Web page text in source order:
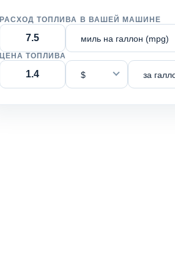
РАСХОД ТОПЛИВА В ВАШЕЙ МАШИНЕ
миль на галлон (mpg)
ЦЕНА ТОПЛИВА
$ за